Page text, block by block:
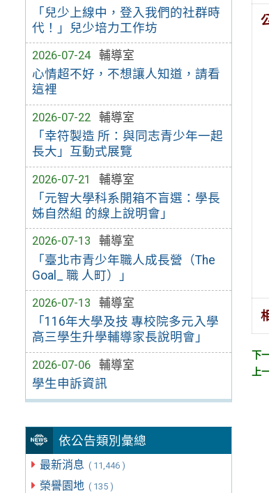
「兒少上線中，登入我們的社群時
代！」兒少培力工作坊
2026-07-24
輔導室
心情超不好，不想讓人知道，請看
這裡
2026-07-22
輔導室
「幸符製造 所：與同志青少年一起
長大」互動式展覽
2026-07-21
輔導室
「元智大學科系開箱不盲選：學長
姊自然組 的線上說明會」
2026-07-13
輔導室
「臺北市青少年職人成長營（The
Goal_ 職 人町）」
2026-07-13
輔導室
「116年大學及技 專校院多元入學
高三學生升學輔導家長說明會」
2026-07-06
輔導室
學生申訴資訊
依公告類別彙總
最新消息 ( 11,446 )
榮譽園地 ( 135 )